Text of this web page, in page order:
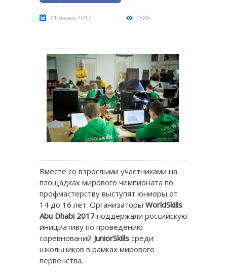
21 июня 2017 1586
Вместе со взрослыми участниками на
площадках мирового чемпионата по
профмастерству выступят юниоры от
14 до 16 лет. Организаторы WorldSkills
Abu Dhabi2017поддержали российскую
инициативу по проведению
соревнований JuniorSkillsсреди
школьников в рамках мирового
первенства.